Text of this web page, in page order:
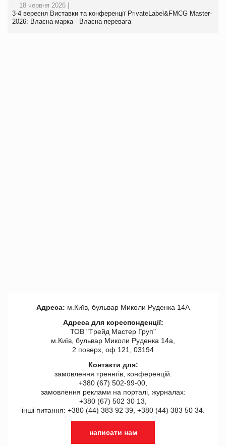
18 червня 2026 |
3-4 вересня Виставки та конференції PrivateLabel&FMCG Master-
2026: Власна марка - Власна перевага
Адреса: м.Київ, бульвар Миколи Руденка 14А
Адреса для кореспонденції:
ТОВ "Tрейд Мастер Груп"
м.Київ, бульвар Миколи Руденка 14а,
2 поверх, оф 121, 03194
Контакти для:
замовлення треннгів, конференцій:
+380 (67) 502-99-00,
замовлення реклами на порталі, журналах:
+380 (67) 502 30 13,
інші питання: +380 (44) 383 92 39, +380 (44) 383 50 34.
написати нам